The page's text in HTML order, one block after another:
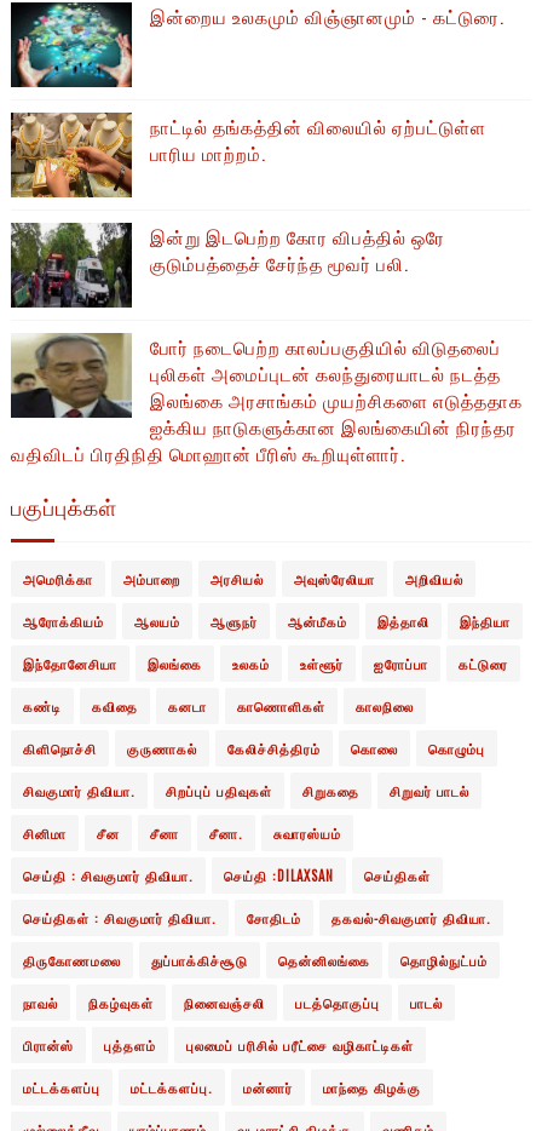
இன்றைய உலகமும் விஞ்ஞானமும் - கட்டுரை.
நாட்டில் தங்கத்தின் விலையில் ஏற்பட்டுள்ள
பாரிய மாற்றம்.
இன்று இடபெற்ற கோர விபத்தில் ஒரே
குடும்பத்தைச் சேர்ந்த மூவர் பலி.
போர் நடைபெற்ற காலப்பகுதியில் ​​விடுதலைப்
புலிகள் அமைப்புடன் கலந்துரையாடல் நடத்த
இலங்கை அரசாங்கம் முயற்சிகளை எடுத்ததாக
ஐக்கிய நாடுகளுக்கான இலங்கையின் நிரந்தர
வதிவிடப் பிரதிநிதி மொஹான் பீரிஸ் கூறியுள்ளார்.
பகுப்புக்கள்
அமெரிக்கா அம்பாறை அரசியல் அவுஸ்ரேலியா அறிவியல்
ஆரோக்கியம் ஆலயம் ஆளுநர் ஆன்மீகம் இத்தாலி இந்தியா
இந்தோனேசியா இலங்கை உலகம் உள்ளூர் ஐரோப்பா கட்டுரை
கண்டி கவிதை கனடா காணொளிகள் காலநிலை
கிளிநொச்சி குருணாகல் கேலிச்சித்திரம் கொலை கொழும்பு
சிவகுமார் திவியா. சிறப்புப் பதிவுகள் சிறுகதை சிறுவர் பாடல்
சினிமா சீன சீனா சீனா. சுவாரஸ்யம்
செய்தி : சிவகுமார் திவியா. செய்தி :DILAXSAN செய்திகள்
செய்திகள் : சிவகுமார் திவியா. சோதிடம் தகவல்-சிவகுமார் திவியா.
திருகோணமலை துப்பாக்கிச்சூடு தென்னிலங்கை தொழில்நுட்பம்
நாவல் நிகழ்வுகள் நினைவஞ்சலி படத்தொகுப்பு பாடல்
பிரான்ஸ் புத்தளம் புலமைப் பரிசில் பரீட்சை வழிகாட்டிகள்
மட்டக்களப்பு மட்டக்களப்பு. மன்னார் மாந்தை கிழக்கு